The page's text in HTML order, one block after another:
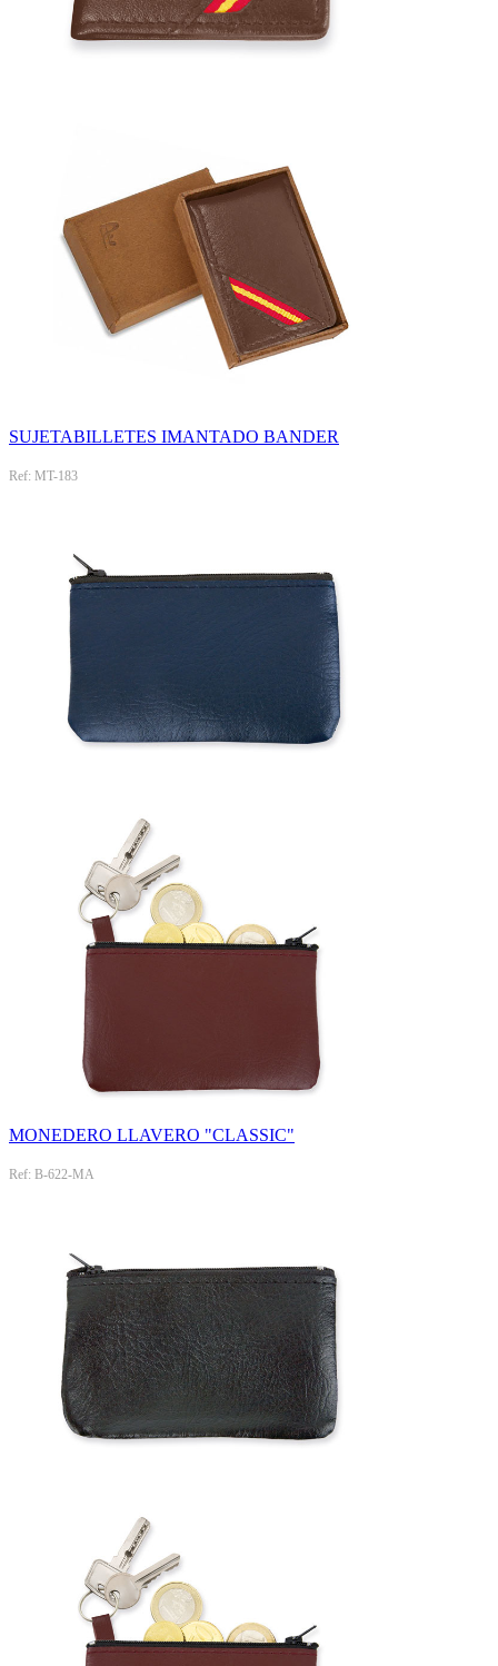
SUJETABILLETES IMANTADO BANDER
Ref: MT-183
MONEDERO LLAVERO "CLASSIC"
Ref: B-622-MA